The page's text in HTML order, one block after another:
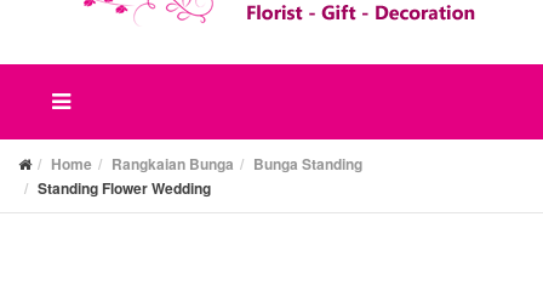
Home Rangkaian Bunga
Bunga Standing
Standing Flower Wedding